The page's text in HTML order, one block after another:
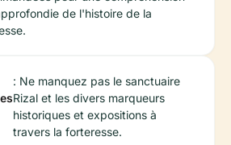
de l'histoire de la
: Ne manquez pas le sanctuaire
Rizal et les divers marqueurs
historiques et expositions à
travers la forteresse.